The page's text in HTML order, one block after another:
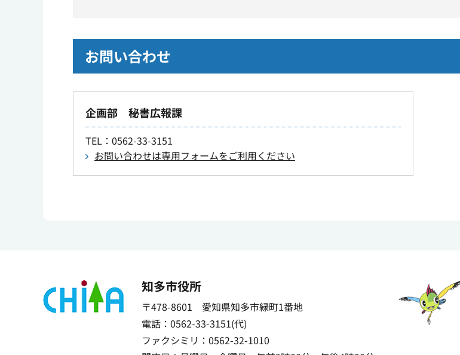
お問い合わせ
企画部 秘書広報課
TEL ：0562-33-3151
お問い合わせは専用フォームをご利用ください
知多市役所
〒478-8601 愛知県知多市緑町1番地
電話：0562-33-3151(代)
ファクシミリ：0562-32-1010